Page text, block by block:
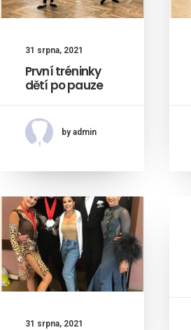
31 srpna, 2021
První tréninky
dětí po pauze
by admin
31 srpna, 2021